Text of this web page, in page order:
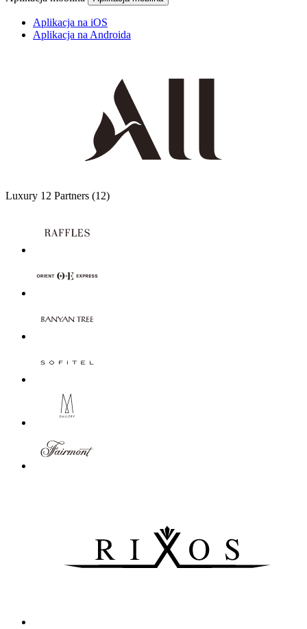
Aplikacja na iOS
Aplikacja na Androida
Luxury 12 Partners (12)